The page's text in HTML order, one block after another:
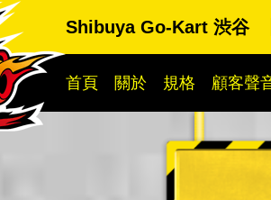
Shibuya Go-Kart 渋谷
首頁 關於 規格 顧客聲